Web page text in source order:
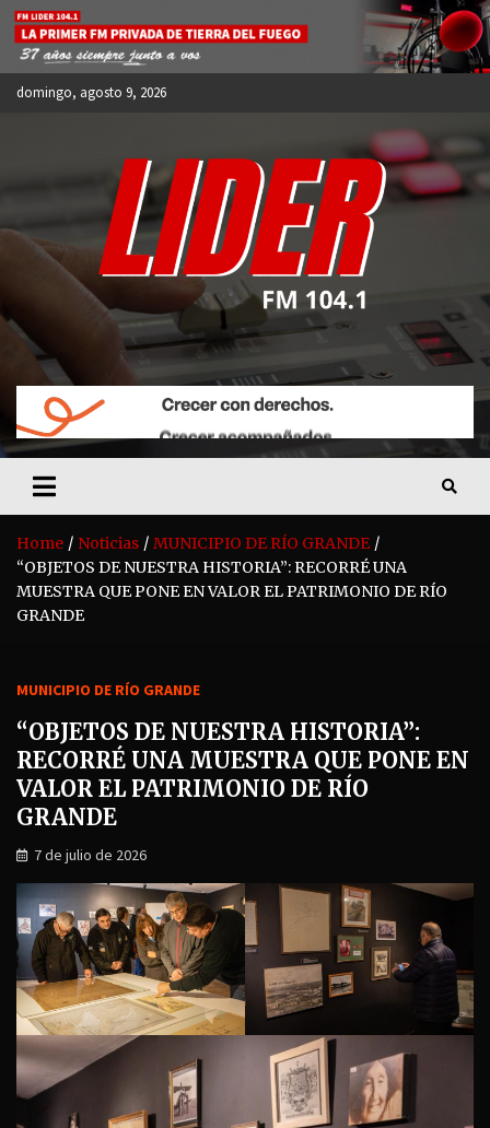
Skip
content
domingo, agosto 9, 2026
FM LIDER 104.1
Home Noticias
MUNICIPIO DE RÍO GRANDE
“OBJETOS DE NUESTRA HISTORIA”: RECORRÉ UNA
MUESTRA QUE PONE EN VALOR EL PATRIMONIO DE RÍO
GRANDE
MUNICIPIO DE RÍO GRANDE
“OBJETOS DE NUESTRA HISTORIA”:
RECORRÉ UNA MUESTRA QUE PONE EN
VALOR EL PATRIMONIO DE RÍO
GRANDE
7 de julio de 2026